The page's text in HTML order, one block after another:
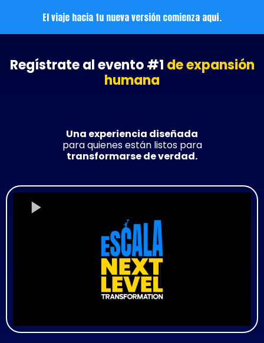
El viaje hacia tu nueva versión comienza aquí.
Regístrate al evento #1 de expansión
humana
Una experiencia diseñada
para quienes están listos para
transformarse de verdad.